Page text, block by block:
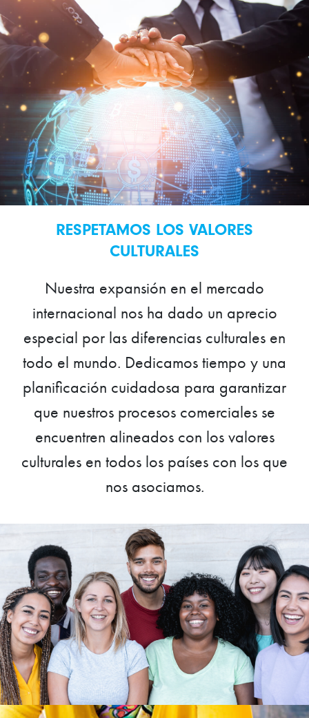
RESPETAMOS LOS VALORES
CULTURALES
Nuestra expansión en el mercado
internacional nos ha dado un aprecio
especial por las diferencias culturales en
todo el mundo. Dedicamos tiempo y una
planificación cuidadosa para garantizar
que nuestros procesos comerciales se
encuentren alineados con los valores
culturales en todos los países con los que
nos asociamos.